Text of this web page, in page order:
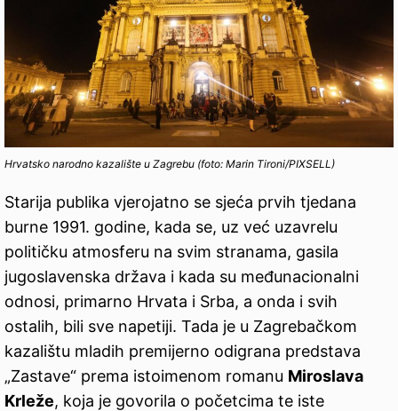
Hrvatsko narodno kazalište u Zagrebu (foto: Marin Tironi/PIXSELL)
Starija publika vjerojatno se sjeća prvih tjedana
burne 1991. godine, kada se, uz već uzavrelu
političku atmosferu na svim stranama, gasila
jugoslavenska država i kada su međunacionalni
odnosi, primarno Hrvata i Srba, a onda i svih
ostalih, bili sve napetiji. Tada je u Zagrebačkom
kazalištu mladih premijerno odigrana predstava
„Zastave“ prema istoimenom romanu Miroslava
Krleže, koja je govorila o početcima te iste